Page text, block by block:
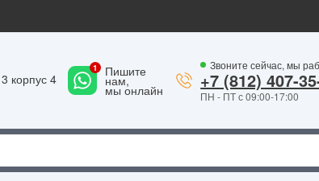
корпус 4
Пишите
нам,
мы онлайн
Звоните сейчас, мы
+7 (812) 407-
ПН - ПТ с 09:00-17:00